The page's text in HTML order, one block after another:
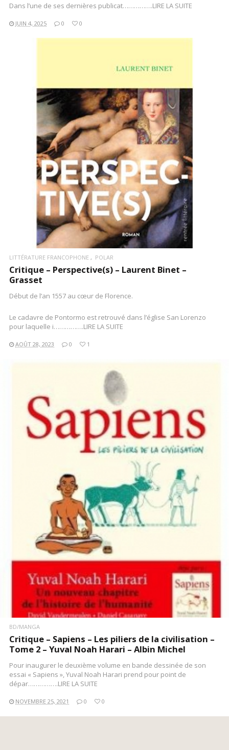
Dans l’une de ses dernières publicat…………….LIRE LA SUITE
JUIN 4, 2025 0 0
LIRE LA SUITE
LITTÉRATURE FRANCOPHONE POLAR
Critique – Perspective(s) – Laurent Binet –
Grasset
Début de l’an 1557 au cœur de Florence.
Le cadavre de Pontormo est retrouvé dans l’église San Lorenzo
pour laquelle i…………….LIRE LA SUITE
AOÛT 28, 2023 0 1
LIRE LA SUITE
BD/MANGA
Critique – Sapiens – Les piliers de la civilisation –
Tome 2 – Yuval Noah Harari – Albin Michel
Pour inaugurer le deuxième volume en bande dessinée de son
essai « Sapiens », Yuval Noah Harari prend pour point de
dépar…………….LIRE LA SUITE
NOVEMBRE 25, 2021 0 0